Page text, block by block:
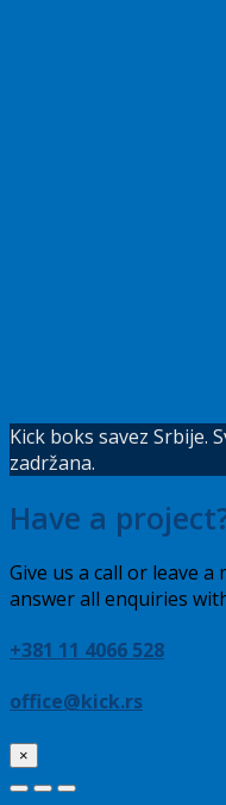
Kick boks savez Srbije.
zadržana.
Have a
Give us a call or leave
answer all enquiries
+381 11 4066 528
office@kick.rs
×